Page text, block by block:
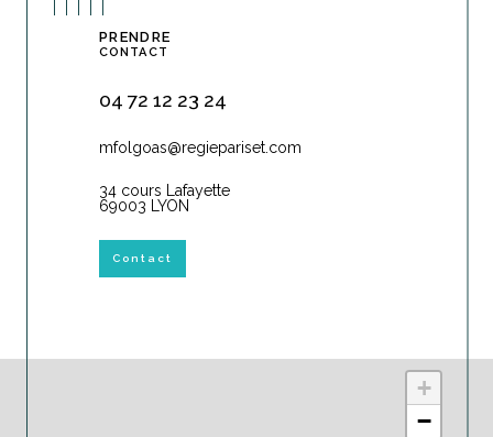
+
−
PRENDRE
CONTACT
04 72 12 23 24
mfolgoas@regiepariset.com
34 cours Lafayette
69003 LYON
Contact